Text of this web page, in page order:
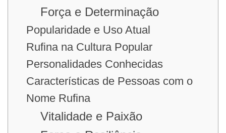
Força e Determinação
Popularidade e Uso Atual
Rufina na Cultura Popular
Personalidades Conhecidas
Características de Pessoas com o
Nome Rufina
Vitalidade e Paixão